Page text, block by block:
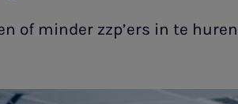
of minder zzp’ers in te